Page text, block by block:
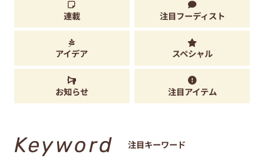
連載 注目フーディスト
アイデア スペシャル
お知らせ 注目アイテム
Keyword 注目キーワード